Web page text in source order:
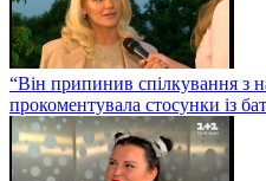
“Він припинив спілкування з
прокоментувала стосунки із